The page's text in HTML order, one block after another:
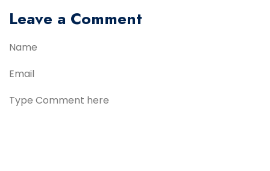
Leave a Comment